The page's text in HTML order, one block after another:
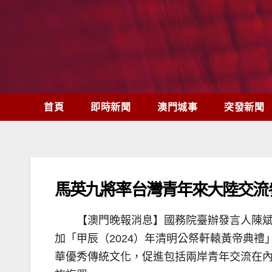
首頁 即時新聞 澳門城事 突發新聞
馬英九將率台灣青年來大陸交
【澳門晚報消息】國務院臺辦發言人
加「甲辰（2024）年清明公祭軒轅黃帝典
華優秀傳統文化，促進包括兩岸青年交流在